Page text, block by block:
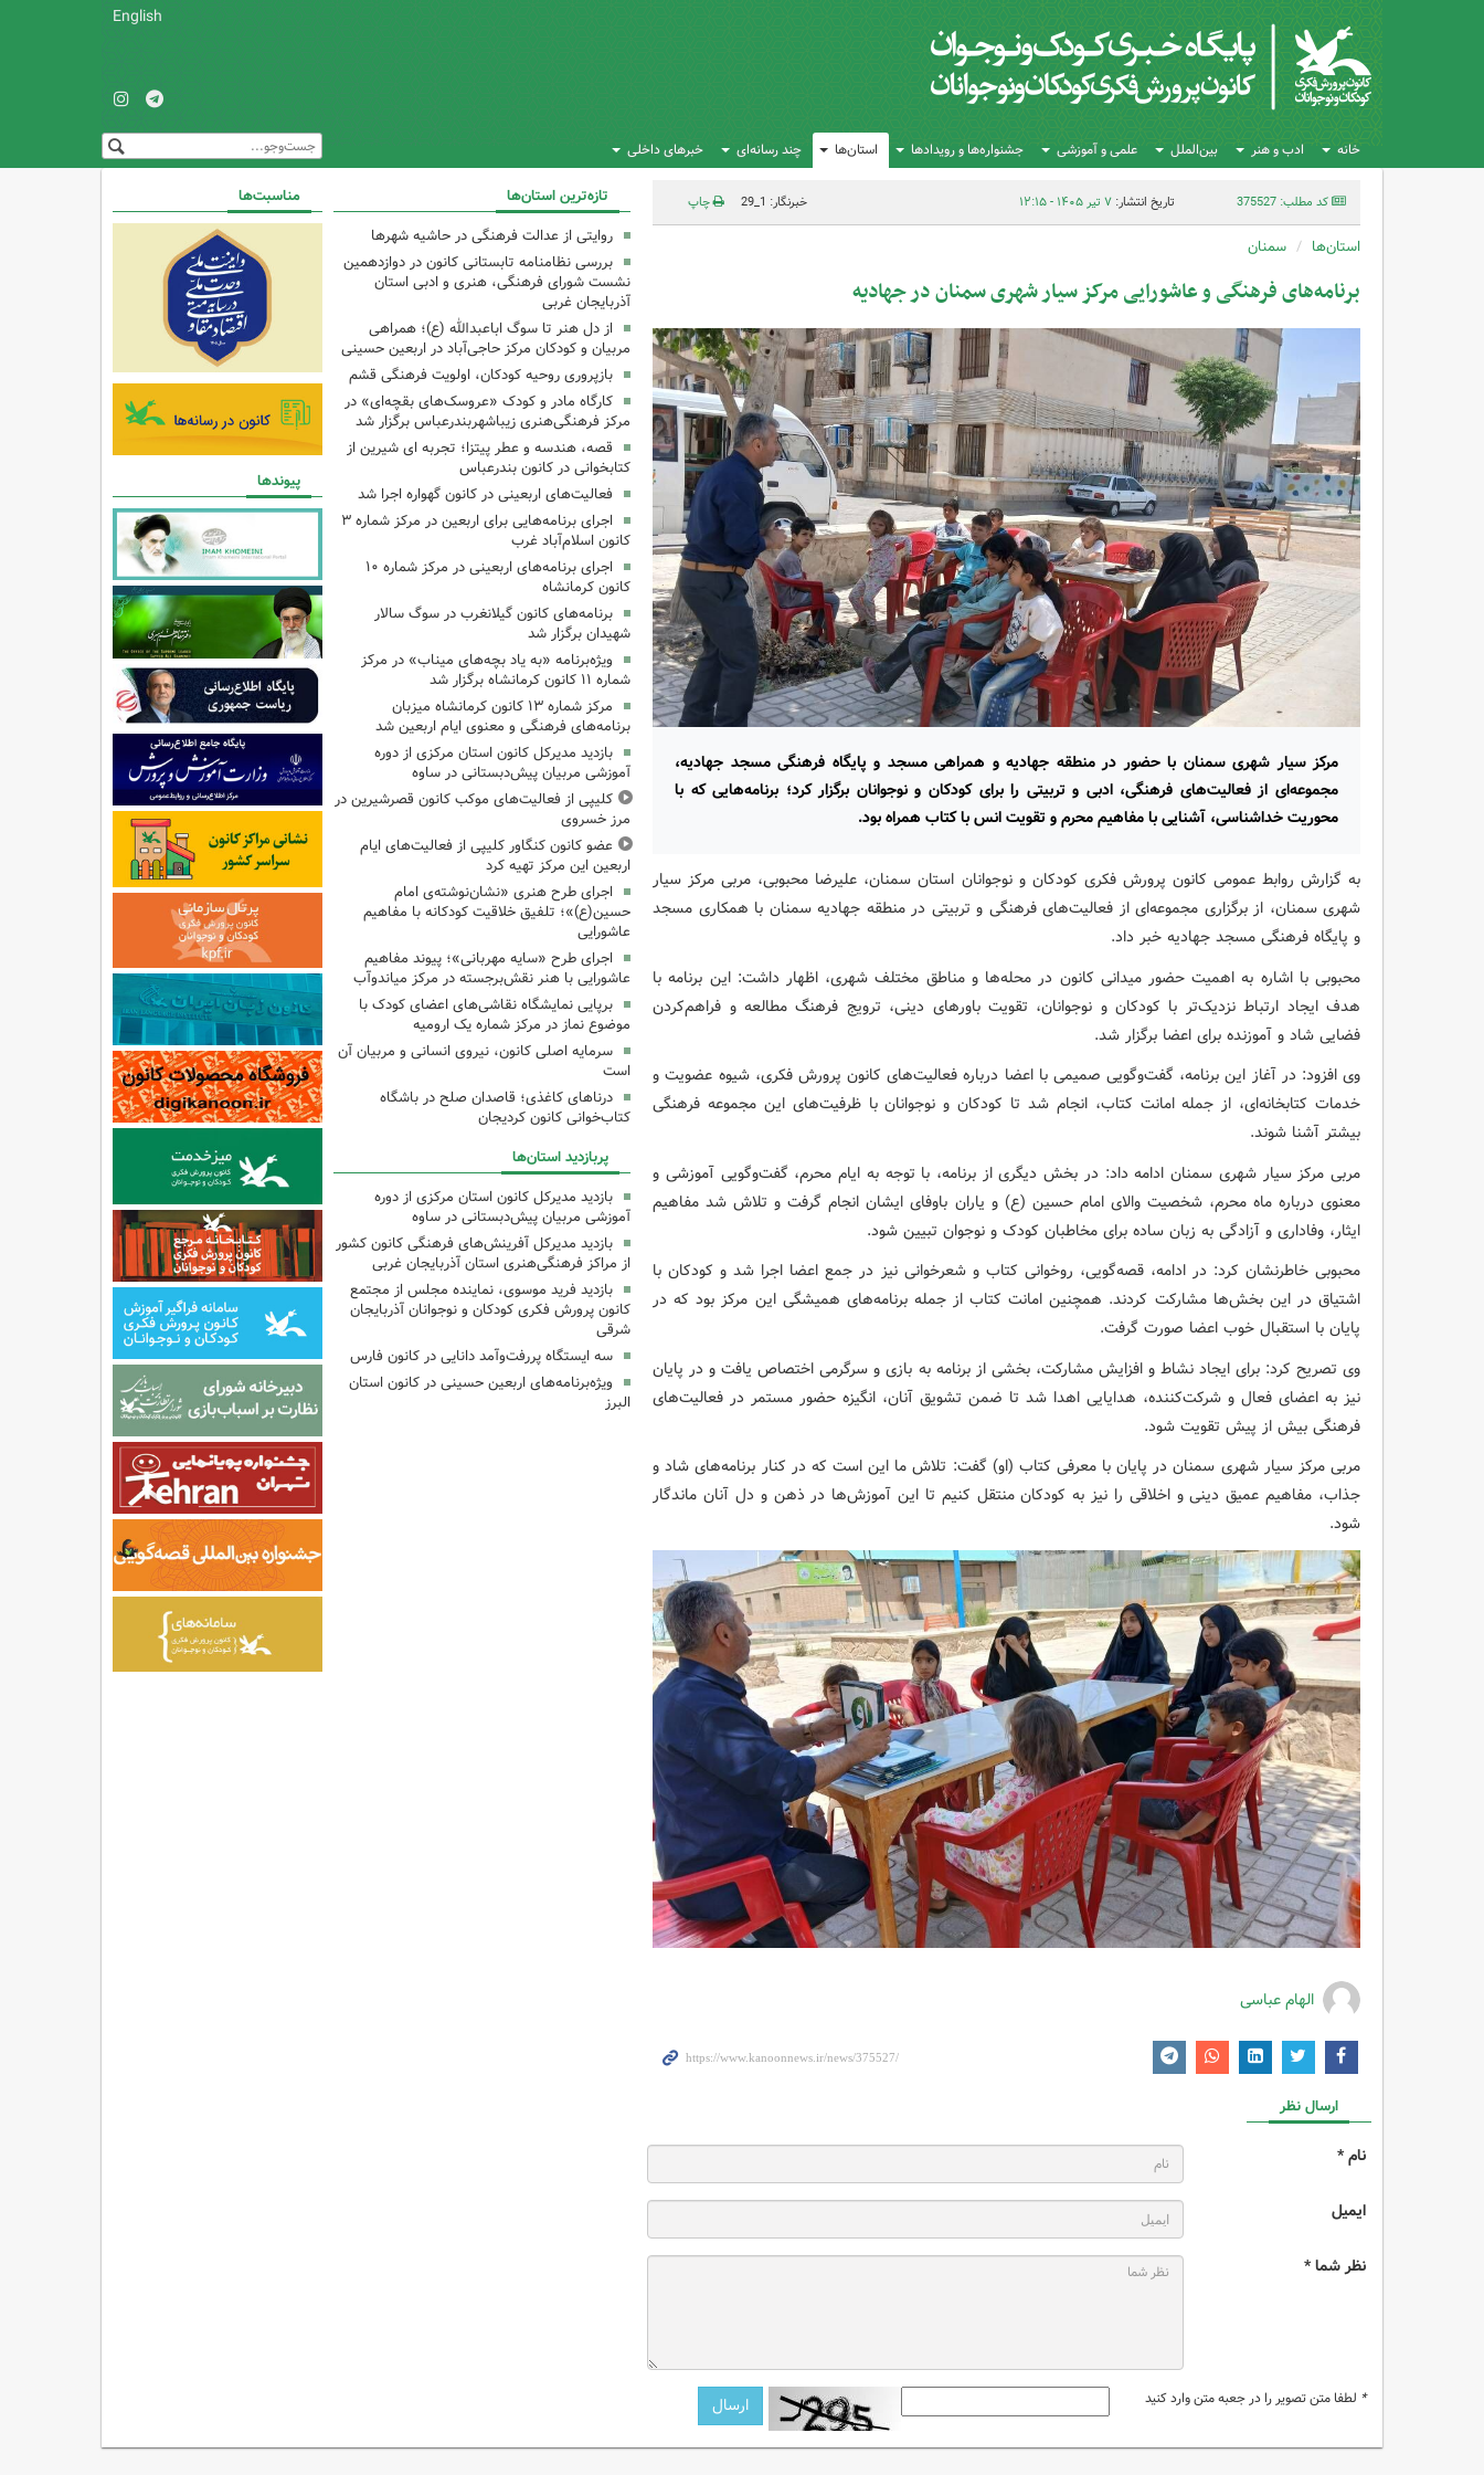
English
خانه ادب و هنر بین‌الملل علمی و آموزشی جشنواره‌ها و رویدادها استان‌ها چند رسانه‌ای خبرهای داخلی
کد مطلب: 375527 تاریخ انتشار:۷ تیر ۱۴۰۵ - ۱۲:۱۵ خبرنگار: 1_29 چاپ
استان‌ها سمنان
برنامه‌های فرهنگی و عاشورایی مرکز سیار شهری سمنان در جهادیه
مرکز سیار شهری سمنان با حضور در منطقه جهادیه و همراهی مسجد و پایگاه فرهنگی مسجد جهادیه،
مجموعه‌ای از فعالیت‌های فرهنگی، ادبی و تربیتی را برای کودکان و نوجوانان برگزار کرد؛ برنامه‌هایی که با
محوریت خداشناسی، آشنایی با مفاهیم محرم و تقویت انس با کتاب همراه بود.
به گزارش روابط عمومی کانون پرورش فکری کودکان و نوجوانان استان سمنان، علیرضا محبوبی، مربی مرکز سیار
شهری سمنان، از برگزاری مجموعه‌ای از فعالیت‌های فرهنگی و تربیتی در منطقه جهادیه سمنان با همکاری مسجد
و پایگاه فرهنگی مسجد جهادیه خبر داد.
محبوبی با اشاره به اهمیت حضور میدانی کانون در محله‌ها و مناطق مختلف شهری، اظهار داشت: این برنامه با
هدف ایجاد ارتباط نزدیک‌تر با کودکان و نوجوانان، تقویت باورهای دینی، ترویج فرهنگ مطالعه و فراهم‌کردن
فضایی شاد و آموزنده برای اعضا برگزار شد.
وی افزود: در آغاز این برنامه، گفت‌وگویی صمیمی با اعضا درباره فعالیت‌های کانون پرورش فکری، شیوه عضویت و
خدمات کتابخانه‌ای، از جمله امانت کتاب، انجام شد تا کودکان و نوجوانان با ظرفیت‌های این مجموعه فرهنگی
بیشتر آشنا شوند.
مربی مرکز سیار شهری سمنان ادامه داد: در بخش دیگری از برنامه، با توجه به ایام محرم، گفت‌وگویی آموزشی و
معنوی درباره ماه محرم، شخصیت والای امام حسین (ع) و یاران باوفای ایشان انجام گرفت و تلاش شد مفاهیم
ایثار، وفاداری و آزادگی به زبان ساده برای مخاطبان کودک و نوجوان تبیین شود.
محبوبی خاطرنشان کرد: در ادامه، قصه‌گویی، روخوانی کتاب و شعرخوانی نیز در جمع اعضا اجرا شد و کودکان با
اشتیاق در این بخش‌ها مشارکت کردند. همچنین امانت کتاب از جمله برنامه‌های همیشگی این مرکز بود که در
پایان با استقبال خوب اعضا صورت گرفت.
وی تصریح کرد: برای ایجاد نشاط و افزایش مشارکت، بخشی از برنامه به بازی و سرگرمی اختصاص یافت و در پایان
نیز به اعضای فعال و شرکت‌کننده، هدایایی اهدا شد تا ضمن تشویق آنان، انگیزه حضور مستمر در فعالیت‌های
فرهنگی بیش از پیش تقویت شود.
مربی مرکز سیار شهری سمنان در پایان با معرفی کتاب (او) گفت: تلاش ما این است که در کنار برنامه‌های شاد و
جذاب، مفاهیم عمیق دینی و اخلاقی را نیز به کودکان منتقل کنیم تا این آموزش‌ها در ذهن و دل آنان ماندگار
شود.
الهام عباسی
ارسال نظر
نام *
ایمیل
نظر شما *
* لطفا متن تصویر را در جعبه متن وارد کنید
تازه‌ترین استان‌ها
روایتی از عدالت فرهنگی در حاشیه شهرها
بررسی نظامنامه تابستانی کانون در دوازدهمین
نشست شورای فرهنگی، هنری و ادبی استان
آذربایجان غربی
از دل هنر تا سوگ اباعبدالله (ع)؛ همراهی
مربیان و کودکان مرکز حاجی‌آباد در اربعین حسینی
بازپروری روحیه کودکان، اولویت فرهنگی قشم
کارگاه مادر و کودک «عروسک‌های بقچه‌ای» در
مرکز فرهنگی‌هنری زیباشهربندرعباس برگزار شد
قصه، هندسه و عطر پیتزا؛ تجربه ای شیرین از
کتابخوانی در کانون بندرعباس
فعالیت‌های اربعینی در کانون گهواره اجرا شد
اجرای برنامه‌هایی برای اربعین در مرکز شماره ۳
کانون اسلام‌آباد غرب
اجرای برنامه‌های اربعینی در مرکز شماره ۱۰
کانون کرمانشاه
برنامه‌های کانون گیلانغرب در سوگ سالار
شهیدان برگزار شد
ویژه‌برنامه «به یاد بچه‌های میناب» در مرکز
شماره ۱۱ کانون کرمانشاه برگزار شد
مرکز شماره ۱۳ کانون کرمانشاه میزبان
برنامه‌های فرهنگی و معنوی ایام اربعین شد
بازدید مدیرکل کانون استان مرکزی از دوره
آموزشی مربیان پیش‌دبستانی در ساوه
کلیپی از فعالیت‌های موکب کانون قصرشیرین در
مرز خسروی
عضو کانون کنگاور کلیپی از فعالیت‌های ایام
اربعین این مرکز تهیه کرد
اجرای طرح هنری «نشان‌نوشته‌ی امام
حسین(ع)»؛ تلفیق خلاقیت کودکانه با مفاهیم
عاشورایی
اجرای طرح «سایه مهربانی»؛ پیوند مفاهیم
عاشورایی با هنر نقش‌برجسته در مرکز میاندوآب
برپایی نمایشگاه نقاشی‌های اعضای کودک با
موضوع نماز در مرکز شماره یک ارومیه
سرمایه اصلی کانون، نیروی انسانی و مربیان آن
است
درناهای کاغذی؛ قاصدان صلح در باشگاه
کتاب‌خوانی کانون کردیجان
پربازدید استان‌ها
بازدید مدیرکل کانون استان مرکزی از دوره
آموزشی مربیان پیش‌دبستانی در ساوه
بازدید مدیرکل آفرینش‌های فرهنگی کانون کشور
از مراکز فرهنگی‌هنری استان آذربایجان غربی
بازدید فرید موسوی، نماینده مجلس از مجتمع
کانون پرورش فکری کودکان و نوجوانان آذربایجان
شرقی
سه ایستگاه پررفت‌وآمد دانایی در کانون فارس
ویژه‌برنامه‌های اربعین حسینی در کانون استان
البرز
مناسبت‌ها
پیوندها